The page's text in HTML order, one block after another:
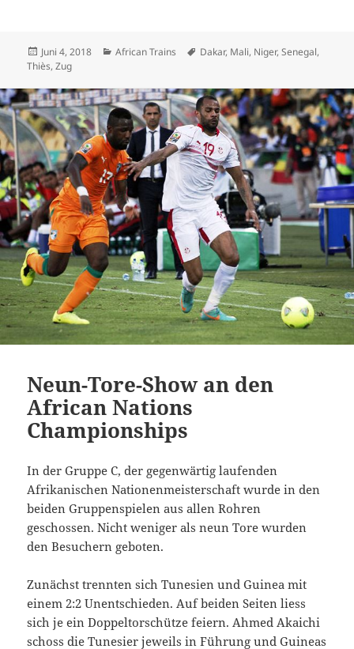
Veröffentlicht
am
Juni 4, 2018 Kategorien
African Trains Schlagwörter
Dakar, Mali, Niger,Senegal,
Thiès,Zug
Neun-Tore-Show an den
African Nations
Championships
In der Gruppe C, der gegenwärtig laufenden
Afrikanischen Nationenmeisterschaft wurde in den
beiden Gruppenspielen aus allen Rohren
geschossen. Nicht weniger als neun Tore wurden
den Besuchern geboten.
Zunächst trennten sich Tunesien und Guinea mit
einem 2:2 Unentschieden. Auf beiden Seiten liess
sich je ein Doppeltorschütze feiern. Ahmed Akaichi
schoss die Tunesier jeweils in Führung und Guineas